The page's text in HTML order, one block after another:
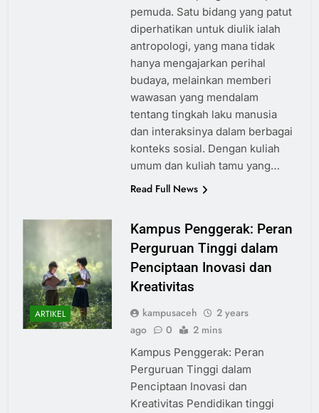
pemuda. Satu bidang yang patut
diperhatikan untuk diulik ialah
antropologi, yang mana tidak
hanya mengajarkan perihal
budaya, melainkan memberi
wawasan yang mendalam
tentang tingkah laku manusia
dan interaksinya dalam berbagai
konteks sosial. Dengan kuliah
umum dan kuliah tamu yang…
Read Full News
ARTIKEL
Kampus Penggerak: Peran
Perguruan Tinggi dalam
Penciptaan Inovasi dan
Kreativitas
kampusaceh
2 years
ago
0 2 mins
Kampus Penggerak: Peran
Perguruan Tinggi dalam
Penciptaan Inovasi dan
Kreativitas Pendidikan tinggi